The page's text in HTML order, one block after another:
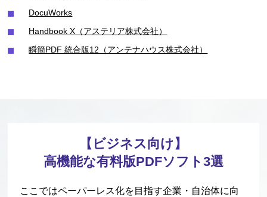
DocuWorks
Handbook X（アステリア株式会社）
瞬簡PDF 統合版12（アンテナハウス株式会社）
【ビジネス向け】
高機能な有料版PDFソフト3選
ここではペーパーレス化を目指す企業・自治体に向